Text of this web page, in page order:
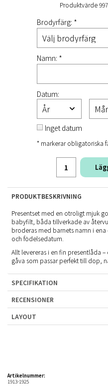
Produktvärde
Brodyrfärg: *
Namn: *
Datum:
Inget datum
* markerar obligatoriska
PRODUKTBESKRIVNING
Presentset med en otroligt mjuk
babyfilt, båda tillverkade av
broderas med barnets namn i
och födelsedatum.
Allt levereras i en fin presentlåda
gåva som passar perfekt till dop,
SPECIFIKATION
RECENSIONER
LAYOUT
Artikelnummer:
1913-1925